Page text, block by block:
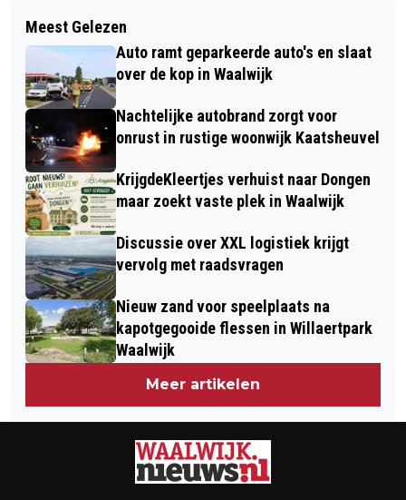
WARME EN FEESTELIJKE MIDDAG
VOOR BRUIDSPAREN MET 60-JARIG
HUWELIJK IN WAALWIJK BIJ JAMES
BIJNA DE HELFT VAN DE
HUIZENKOPERS IN WAALWIJK KOMT
VAN BUITEN DE GEMEENTE – WAT
BETEKENT DAT VOOR VERKOPERS?
Meest Gelezen
Auto ramt geparkeerde auto's en slaat
over de kop in Waalwijk
Nachtelijke autobrand zorgt voor
onrust in rustige woonwijk Kaatsheuvel
KrijgdeKleertjes verhuist naar Dongen
maar zoekt vaste plek in Waalwijk
Discussie over XXL logistiek krijgt
vervolg met raadsvragen
Nieuw zand voor speelplaats na
kapotgegooide flessen in Willaertpark
Waalwijk
Meer artikelen